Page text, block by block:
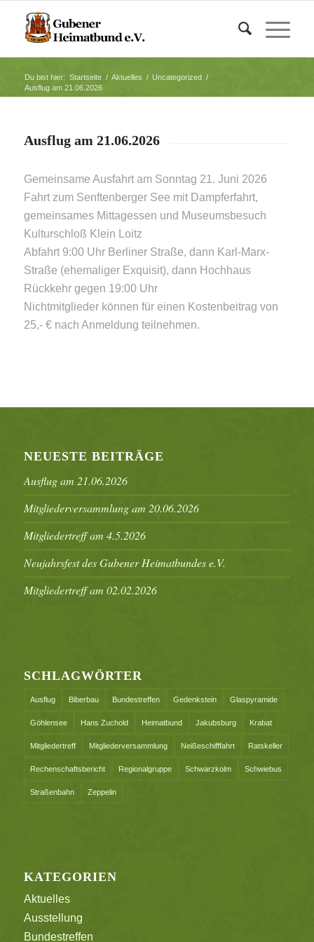
Du bist hier: Startseite / Aktuelles / Uncategorized /
Ausflug am 21.06.2026
Ausflug am 21.06.2026
Gemeinsame Ausfahrt am Sonntag 21. Juni 2026
Fahrt zum Senftenberger See mit Dampferfahrt,
gemeinsames Mittagessen und Museumsbesuch
Kulturschloß Klein Loitz
Abfahrt 9:00 Uhr Berliner Straße, dann Karl-Marx-
Straße (ehemaliger Exquisit), dann Hochhaus
Rückkehr gegen 19:00 Uhr
Nichtmitglieder können für einen Kostenbeitrag von
25,- € nach Anmeldung teilnehmen.
NEUESTE BEITRÄGE
Ausflug am 21.06.2026
Mitgliederversammlung am 20.06.2026
Mitgliedertreff am 4.5.2026
Neujahrsfest des Gubener Heimatbundes e.V.
Mitgliedertreff am 02.02.2026
SCHLAGWÖRTER
Ausflug Biberbau Bundestreffen Gedenkstein Glaspyramide
Göhlensee Hans Zuchold Heimatbund Jakubsburg Krabat
Mitgliedertreff Mitgliederversammlung Neißeschifffahrt Ratskeller
Rechenschaftsbericht Regionalgruppe Schwarzkolm Schwiebus
Straßenbahn Zeppelin
KATEGORIEN
Aktuelles
Ausstellung
Bundestreffen